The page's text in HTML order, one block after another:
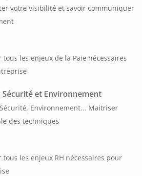
votre visibilité et savoir communiquer
tous les enjeux de la Paie nécessaires
Sécurité et Environnement
Environnement... Maitriser
des techniques
tous les enjeux RH nécessaires pour